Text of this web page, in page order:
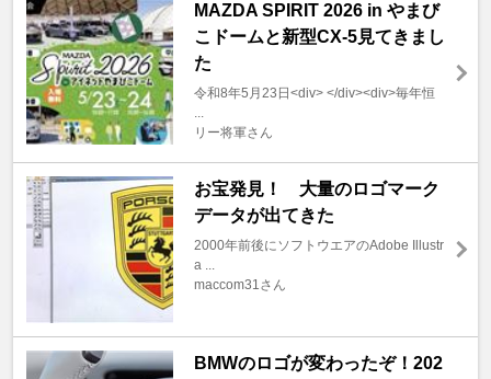
MAZDA SPIRIT 2026 in やまび
こドームと新型CX-5見てきまし
た
令和8年5月23日<div> </div><div>毎年恒
...
リー将軍さん
お宝発見！ 大量のロゴマーク
データが出てきた
2000年前後にソフトウエアのAdobe Illustr
a ...
maccom31さん
BMWのロゴが変わったぞ！202